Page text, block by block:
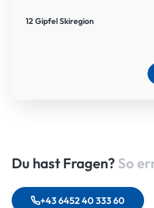
12 Gipfel Skiregion
Du hast Fragen? So
+43 6452 40 333 60